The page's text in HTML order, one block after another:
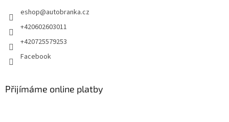
eshop@autobranka.cz
+420602603011
+420725579253
Facebook
Přijímáme online platby